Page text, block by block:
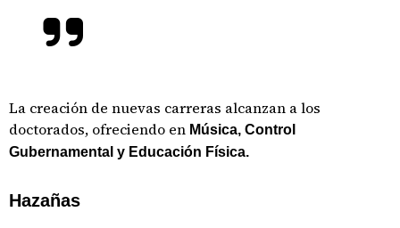
La creación de nuevas carreras alcanzan a los
doctorados, ofreciendo en Música, Control
Gubernamental y Educación Física.
Hazañas